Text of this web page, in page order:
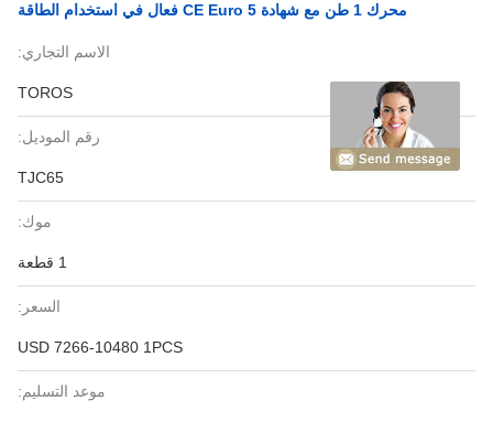
محرك 1 طن مع شهادة CE Euro 5 فعال في استخدام الطاقة
الاسم التجاري:
TOROS
رقم الموديل:
TJC65
موك:
السعر:
USD 7266-10480 1PCS
موعد التسليم: